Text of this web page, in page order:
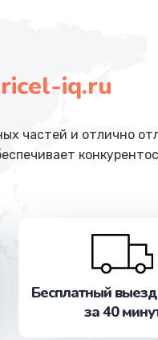
iq.ru
частей и отлично
Бесплатный
за 40